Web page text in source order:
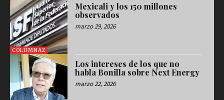
COLUMNAZ
Mexicali y los 150 millones
observados
marzo 29, 2026
Los intereses de los que no
habla Bonilla sobre Next Energy
marzo 22, 2026